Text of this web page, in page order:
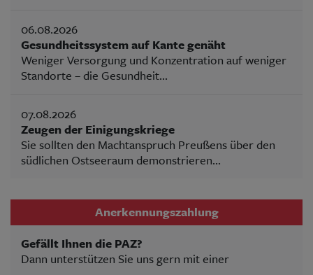
06.08.2026
Gesundheitssystem auf Kante genäht
Weniger Versorgung und Konzentration auf weniger
Standorte – die Gesundheit...
07.08.2026
Zeugen der Einigungskriege
Sie sollten den Machtanspruch Preußens über den
südlichen Ostseeraum demonstrieren...
Anerkennungszahlung
Gefällt Ihnen die PAZ?
Dann unterstützen Sie uns gern mit einer